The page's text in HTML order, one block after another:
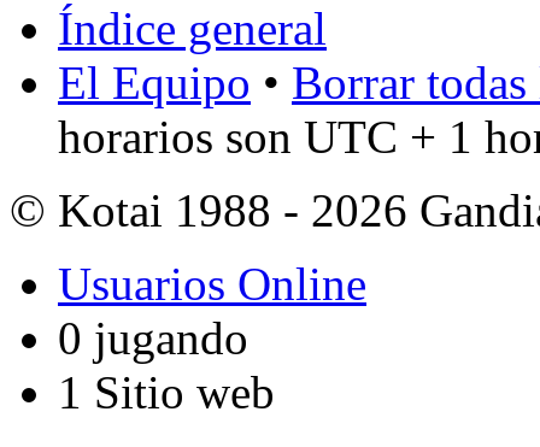
Índice general
El Equipo • Borrar
horarios son UTC + 1
© Kotai 1988 - 2026
Usuarios Online
0 jugando
1 Sitio web